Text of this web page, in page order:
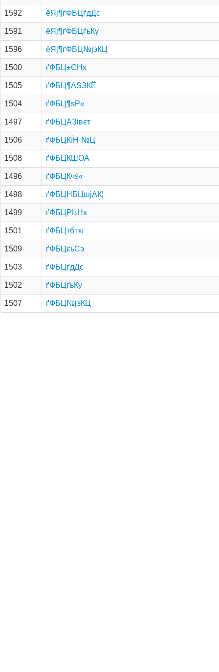
1592 ёЯј¶ґФБЦґдДс
1591 ёЯј¶ґФБЦґьКу
1596 ёЯј¶ґФБЦ№­јэКЦ
1500 ґФБЦ±ЄНх
1505 ґФБЦ¶АЅЗКЁ
1504 ґФБЦ¶ѕР«
1497 ґФБЦАЗівєт
1506 ґФБЦКЇН·№Ц
1508 ґФБЦКШОА
1496 ґФБЦКчѕ«
1498 ґФБЦНБЦшјАК¦
1499 ґФБЦРЬНх
1501 ґФБЦтбтж
1509 ґФБЦєьСэ
1503 ґФБЦґдДс
1502 ґФБЦґьКу
1507 ґФБЦ№­јэКЦ